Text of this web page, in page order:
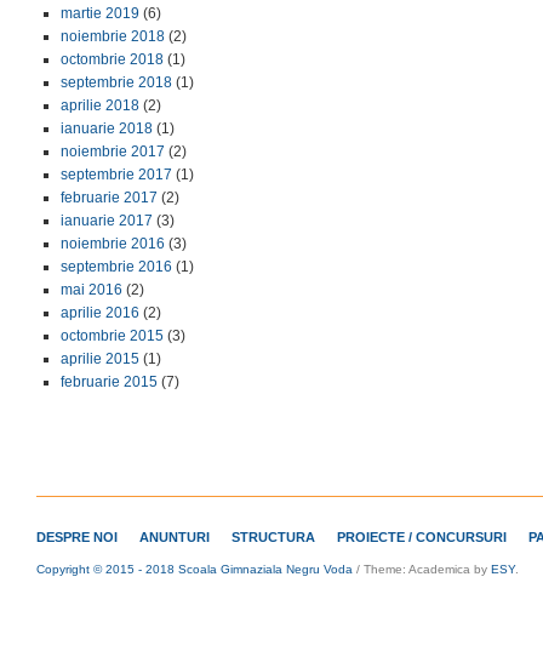
martie 2019 (6)
noiembrie 2018 (2)
octombrie 2018 (1)
septembrie 2018 (1)
aprilie 2018 (2)
ianuarie 2018 (1)
noiembrie 2017 (2)
septembrie 2017 (1)
februarie 2017 (2)
ianuarie 2017 (3)
noiembrie 2016 (3)
septembrie 2016 (1)
mai 2016 (2)
aprilie 2016 (2)
octombrie 2015 (3)
aprilie 2015 (1)
februarie 2015 (7)
DESPRE NOI ANUNTURI STRUCTURA PROIECTE / CONCURSURI
Copyright © 2015 - 2018 Scoala Gimnaziala Negru Voda / Theme: Academica by ESY.